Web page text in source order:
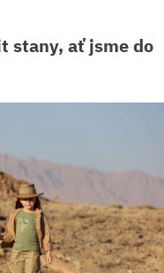
stany, ať jsme do